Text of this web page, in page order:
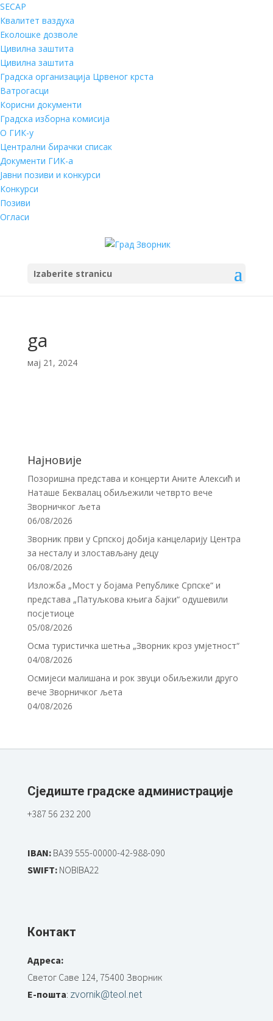
SECAP
Квалитет ваздуха
Еколошке дозволе
Цивилна заштита
Цивилна заштита
Градска организација Црвеног крста
Ватрогасци
Корисни документи
Градска изборна комисија
О ГИК-у
Централни бирачки списак
Документи ГИК-а
Јавни позиви и конкурси
Конкурси
Позиви
Огласи
Izaberite stranicu
ga
мај 21, 2024
Најновије
Позоришна представа и концерти Аните Алексић и
Наташе Беквалац обиљежили четврто вече
Зворничког љета
06/08/2026
Зворник први у Српској добија канцеларију Центра
за несталу и злостављану децу
06/08/2026
Изложба „Мост у бојама Републике Српске“ и
представа „Патуљкова књига бајки“ одушевили
посјетиоце
05/08/2026
Осма туристичка шетња „Зворник кроз умјетност“
04/08/2026
Осмијеси малишана и рок звуци обиљежили друго
вече Зворничког љета
04/08/2026
Сједиште градске администрације
+387 56 232 200
IBAN:BA39 555-00000-42-988-090
SWIFT:NOBIBA22
Контакт
Адреса:
Светог Саве 124, 75400 Зворник
Е-пошта: zvornik@teol.net